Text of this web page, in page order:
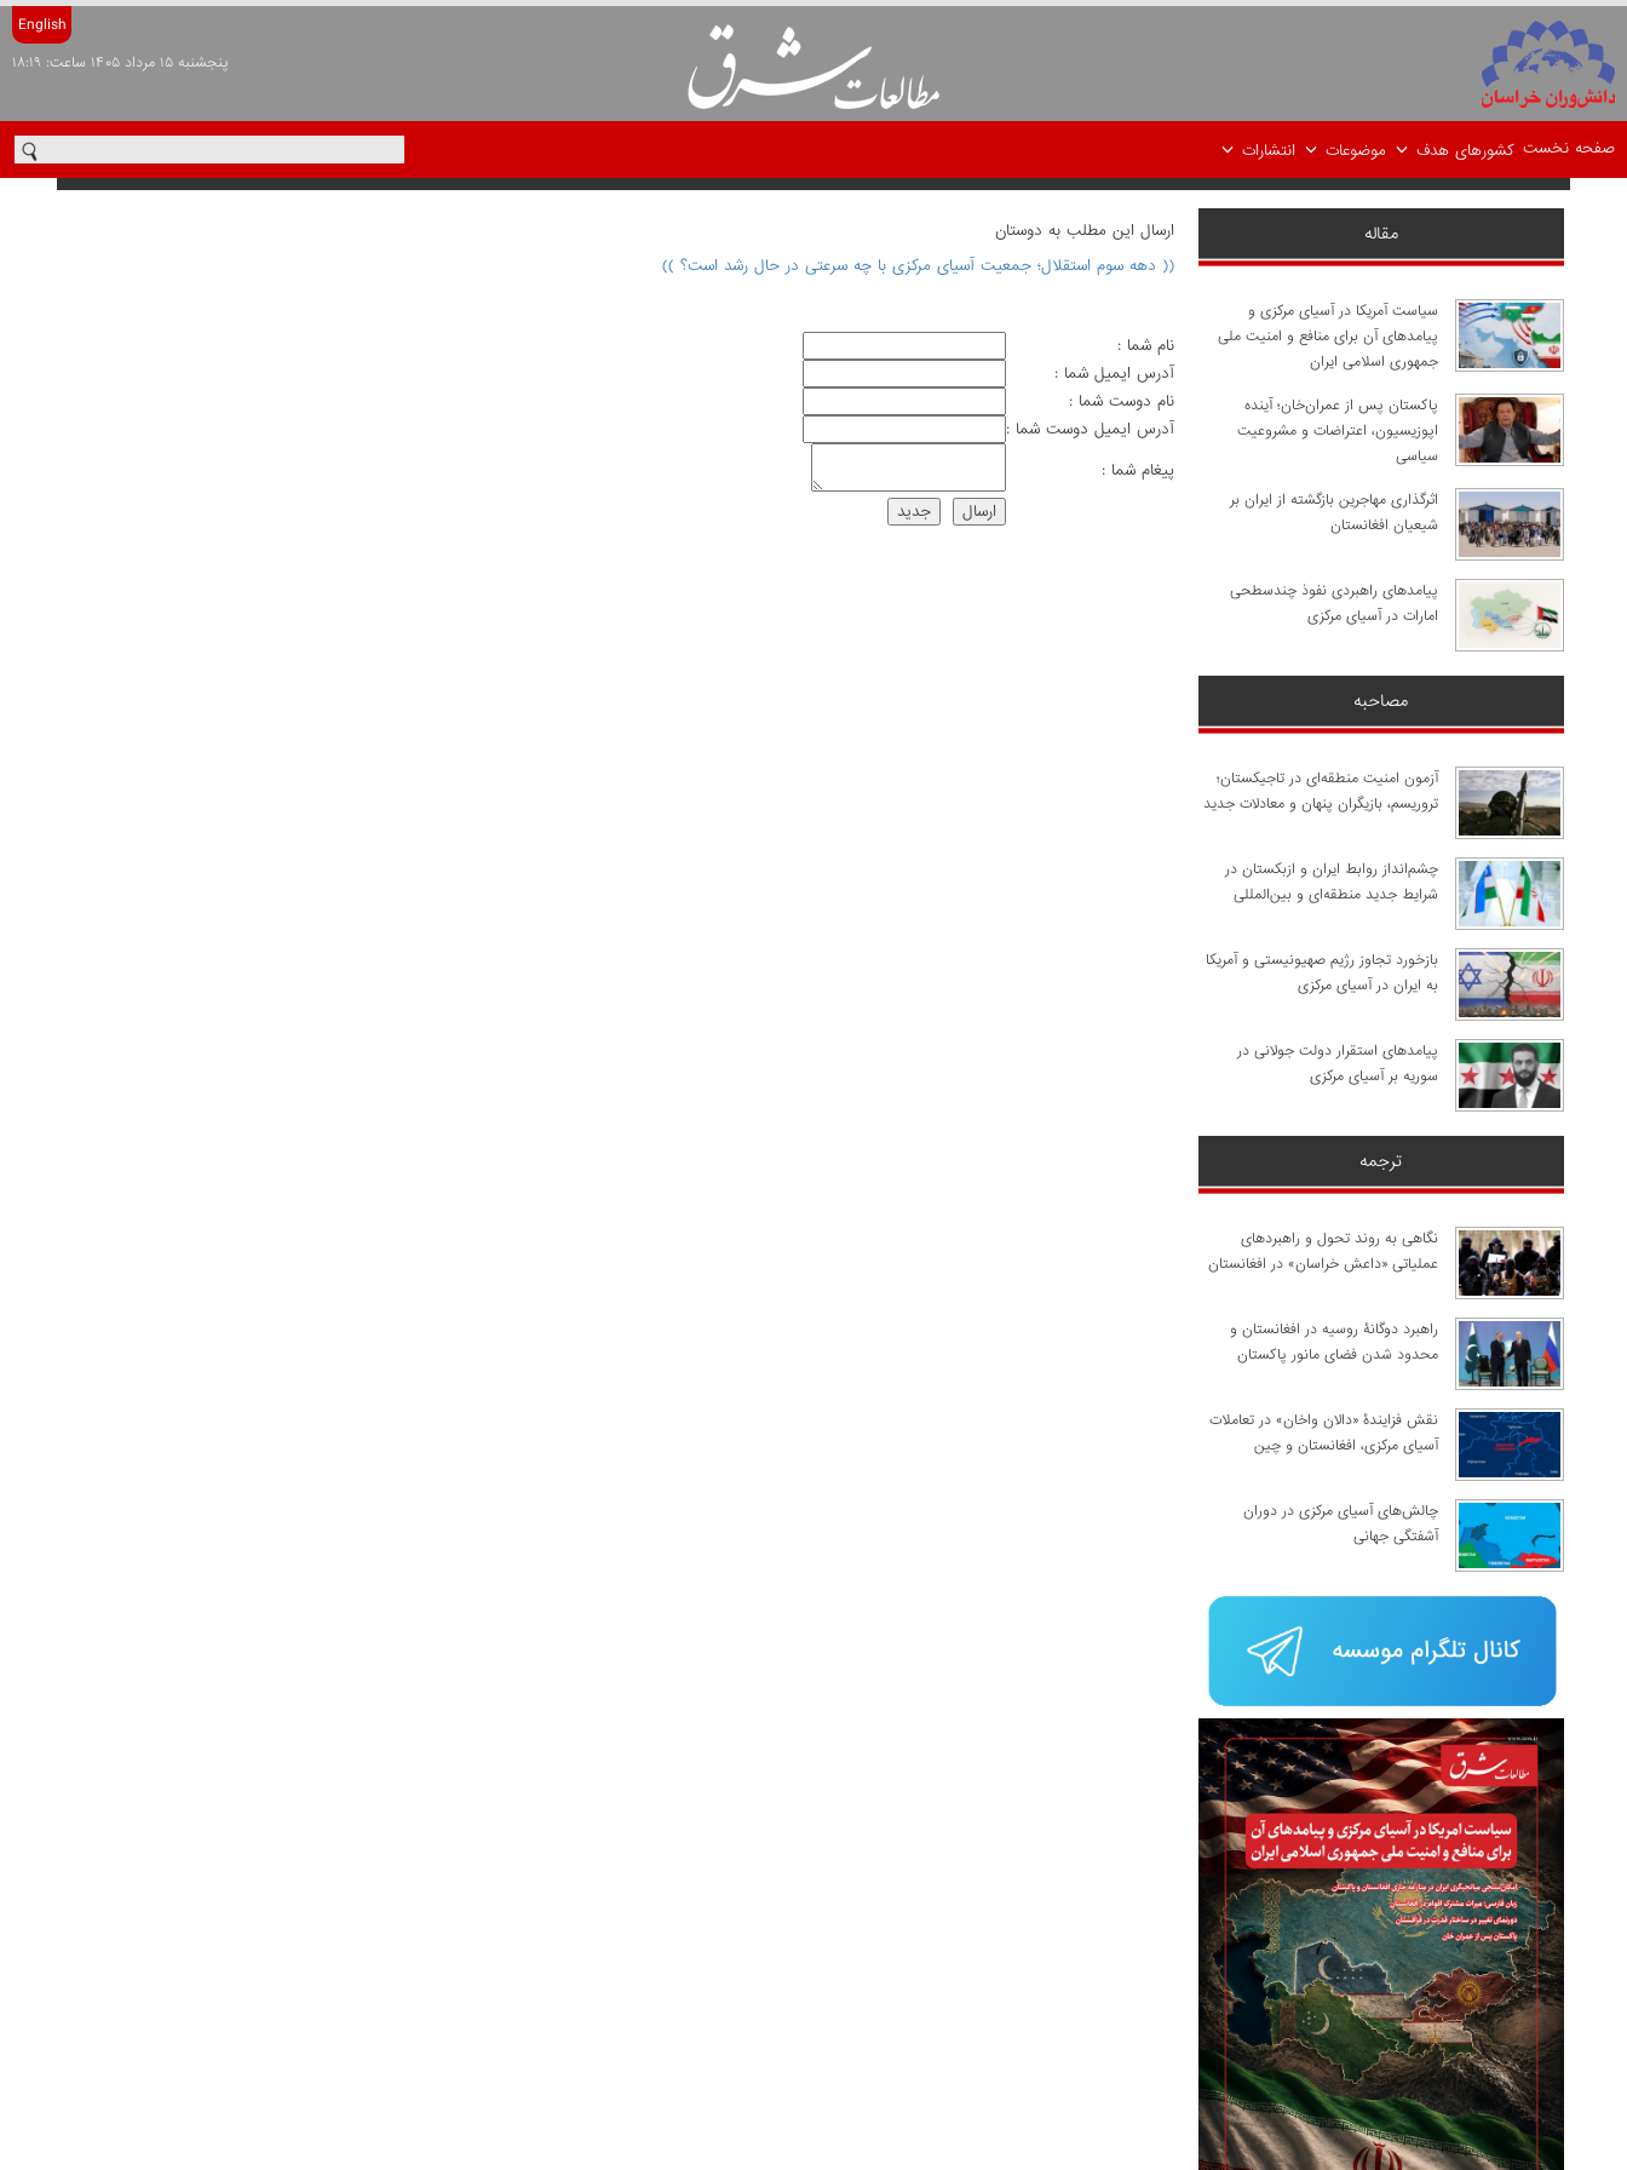
English
پنجشنبه ۱۵ مرداد ۱۴۰۵ ساعت: ۱۸:۱۹
صفحه نخست کشورهای هدف موضوعات انتشارات
مقاله
سیاست آمریکا در آسیای مرکزی و
پیامدهای آن برای منافع و امنیت ملی
جمهوری اسلامی ایران
پاکستان پس از عمران‌خان؛ آینده
اپوزیسیون، اعتراضات و مشروعیت
سیاسی
اثرگذاری مهاجرین بازگشته از ایران بر
شیعیان افغانستان
پیامدهای راهبردی نفوذ چندسطحی
امارات در آسیای مرکزی
مصاحبه
آزمون امنیت منطقه‌ای در تاجیکستان؛
تروریسم، بازیگران پنهان و معادلات جدید
چشم‌انداز روابط ایران و ازبکستان در
شرایط جدید منطقه‌ای و بین‌المللی
​بازخورد تجاوز رژیم صهیونیستی و آمریکا
به ایران در آسیای مرکزی
پیامدهای استقرار دولت جولانی در
سوریه بر آسیای مرکزی
ترجمه
نگاهی به روند تحول و راهبردهای
عملیاتی «داعش خراسان» در افغانستان
راهبرد دوگانۀ روسیه در افغانستان و
محدود شدن فضای مانور پاکستان
نقش فزایندۀ «دالان واخان» در تعاملات
آسیای مرکزی، افغانستان و چین
چالش‌های آسیای مرکزی در دوران
آشفتگی جهانی
ارسال اين مطلب به دوستان
(( دهه سوم استقلال؛ جمعیت آسیای مرکزی با چه سرعتی در حال رشد است؟ ))
نام شما :
آدرس ايميل شما :
نام دوست شما :
آدرس ايميل دوست شما :
پيغام شما :
ارسال
جديد